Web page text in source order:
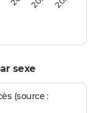
sexe
(source :